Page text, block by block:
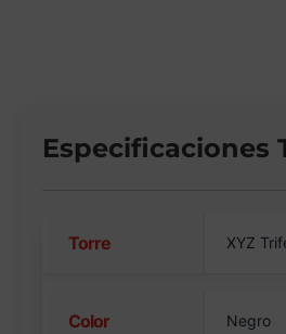
Especificaciones
Torre XYZ
Color Negro